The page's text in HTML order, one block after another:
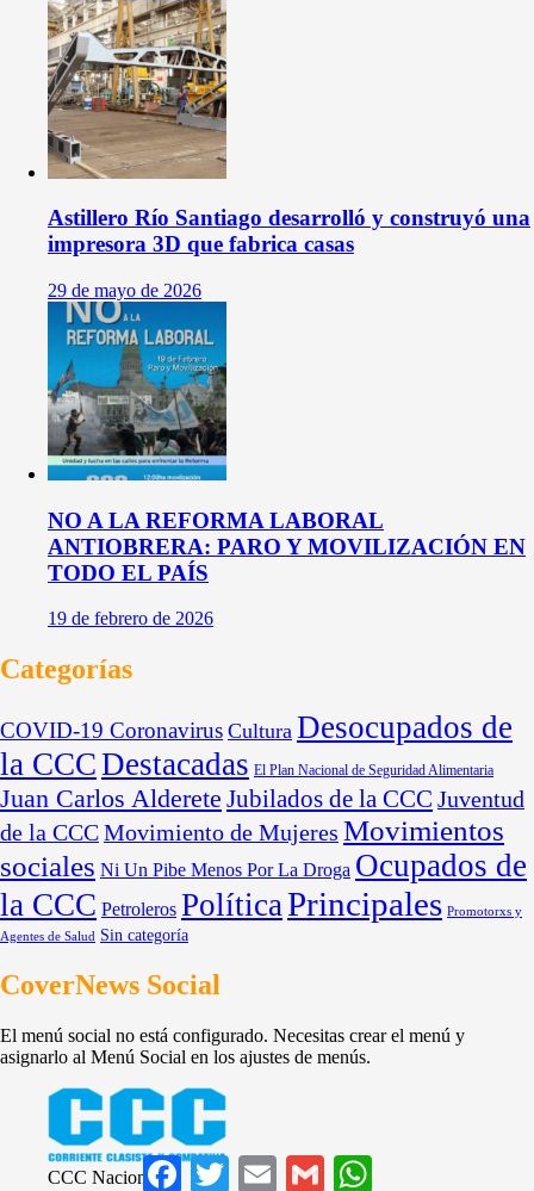
Astillero Río Santiago desarrolló y construyó una
impresora 3D que fabrica casas
29 de mayo de 2026
NO A LA REFORMA LABORAL
ANTIOBRERA: PARO Y MOVILIZACIÓN EN
TODO EL PAÍS
19 de febrero de 2026
Categorías
COVID-19 Coronavirus Cultura Desocupados de
la CCCDestacadas El Plan Nacional de Seguridad Alimentaria
Juan Carlos Alderete Jubilados de la CCC Juventud
de la CCCMovimiento de Mujeres Movimientos
sociales Ni Un Pibe Menos Por La Droga Ocupados de
la CCC Petroleros PolíticaPrincipales Promotorxs y
Agentes de Salud Sin categoría
CoverNews Social
El menú social no está configurado. Necesitas crear el menú y
asignarlo al Menú Social en los ajustes de menús.
CCC Nacional
FacebookTwitter Email Gmail